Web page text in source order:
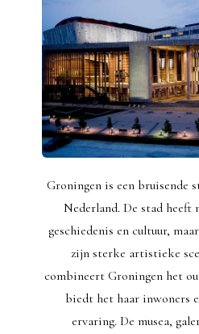
Groningen is een bruisende
Nederland. De stad heeft
geschiedenis en cultuur,
zijn sterke artistieke
combineert Groningen het
biedt het haar inwoners
ervaring. De musea,